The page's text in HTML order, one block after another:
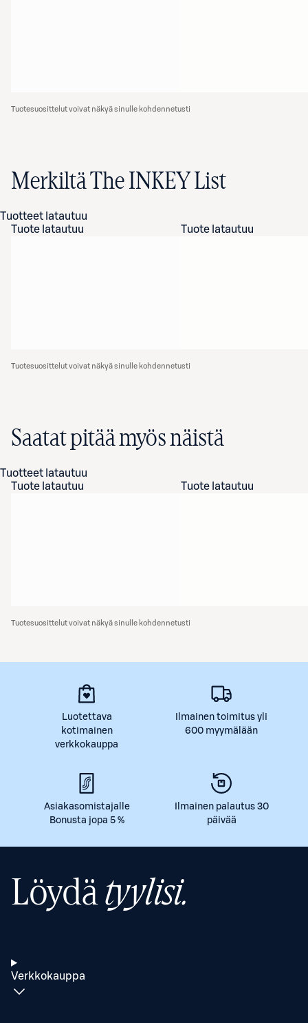
Tuotesuosittelut voivat näkyä sinulle kohdennetusti
Merkiltä The INKEY List
Tuotteet latautuu
Tuote latautuu
Tuote latautuu
Tuotesuosittelut voivat näkyä sinulle kohdennetusti
Saatat pitää myös näistä
Tuotteet latautuu
Tuote latautuu
Tuote latautuu
Tuotesuosittelut voivat näkyä sinulle kohdennetusti
Luotettava
kotimainen
verkkokauppa
Ilmainen toimitus yli
600 myymälään
Asiakasomistajalle
Bonusta jopa 5 %
Ilmainen palautus 30
päivää
Löydätyylisi.
Verkkokauppa